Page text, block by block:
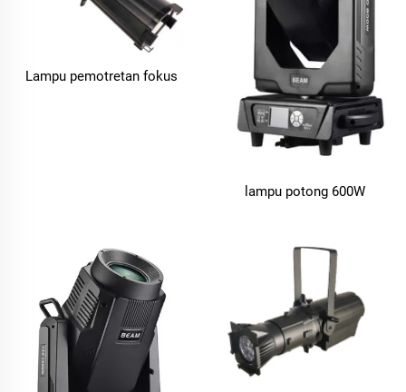
Lampu pemotretan fokus
lampu potong 600W